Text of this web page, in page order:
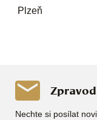
Plzeň
Nechte si posílat